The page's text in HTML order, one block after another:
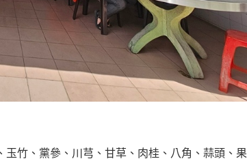
玉竹、黨參、川芎、甘草、肉桂、八角、蒜頭、果